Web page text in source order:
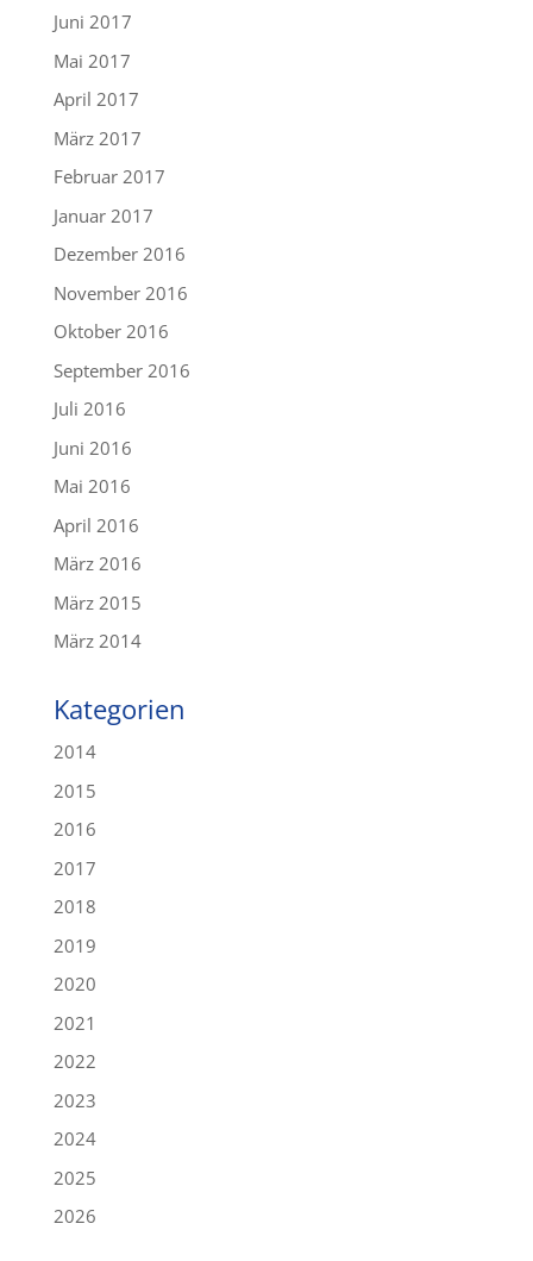
Juni 2017
Mai 2017
April 2017
März 2017
Februar 2017
Januar 2017
Dezember 2016
November 2016
Oktober 2016
September 2016
Juli 2016
Juni 2016
Mai 2016
April 2016
März 2016
März 2015
März 2014
Kategorien
2014
2015
2016
2017
2018
2019
2020
2021
2022
2023
2024
2025
2026